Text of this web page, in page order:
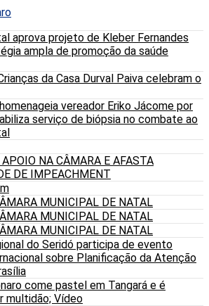
aprova projeto de Kleber Fernandes
ampla de promoção da saúde
da Casa Durval Paiva celebram o
vereador Eriko Jácome por
serviço de biópsia no combate ao
NA CÂMARA E AFASTA
DE IMPEACHMENT
MUNICIPAL DE NATAL
MUNICIPAL DE NATAL
MUNICIPAL DE NATAL
do Seridó participa de evento
sobre Planificação da Atenção
come pastel em Tangará e é
multidão; Vídeo